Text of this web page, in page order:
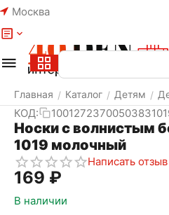
Москва
Главная / Каталог / Детям /
КОД:
Носки с волнистым
1019 молочный
Написать отзыв
‍169‍ ₽
В наличии
Меню